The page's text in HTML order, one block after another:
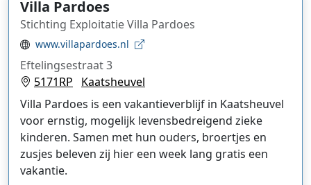
Villa Pardoes
Stichting Exploitatie Villa Pardoes
www.villapardoes.nl
Eftelingsestraat 3
5171RP
Kaatsheuvel
Villa Pardoes is een vakantieverblijf in Kaatsheuvel
voor ernstig, mogelijk levensbedreigend zieke
kinderen. Samen met hun ouders, broertjes en
zusjes beleven zij hier een week lang gratis een
vakantie.